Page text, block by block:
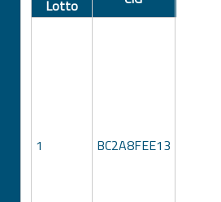
Lotto
1 BC2A8FEE13